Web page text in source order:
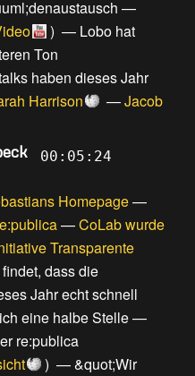
—
) — Lobo hat
Ton
haben dieses Jahr
Harrison —Jacob
00:05:24
Homepage—
—CoLab wurde
Transparente
dass die
Jahr echt schnell
eine halbe Stelle—
re:publica
) —&quot;Wir